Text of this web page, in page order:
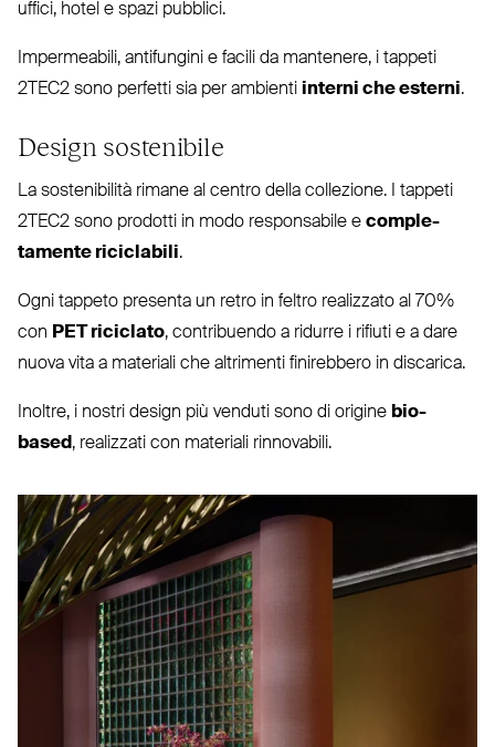
uffici, hotel e spazi pubblici.
Imper­meabili, anti­fungini e facili da mantenere, i tappeti
2TEC2 sono perfetti sia per ambienti interni che esterni.
Design sostenibile
La soste­nibilità rimane al centro della col­lezione. I tappeti
2TEC2 sono prodotti in modo responsabile e com­ple­
tamente rici­clabili.
Ogni tappeto presenta un retro in feltro rea­lizzato al 70%
con PET riciclato, con­tribuendo a ridurre i rifiuti e a dare
nuova vita a materiali che altrimenti fini­rebbero in discarica.
Inoltre, i nostri design più venduti sono di origine bio-
based, rea­lizzati con materiali rinnovabili.